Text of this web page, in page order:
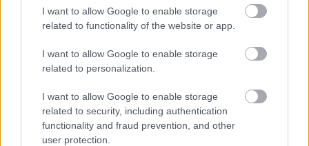
I want to allow Google to enable storage
related to functionality of the website or app.
I want to allow Google to enable storage
related to personalization.
I want to allow Google to enable storage
related to security, including authentication
functionality and fraud prevention, and other
user protection.